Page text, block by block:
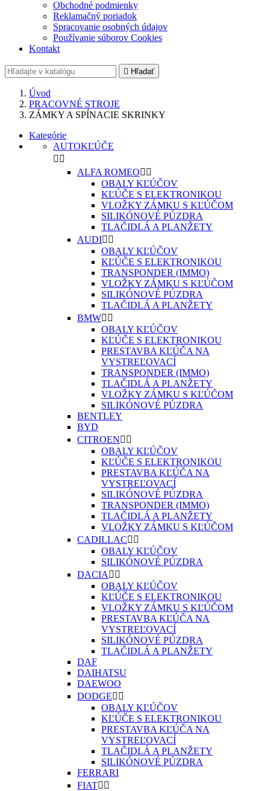
Obchodné podmienky
Reklamačný poriadok
Spracovanie osobných údajov
Používanie súborov Cookies
Kontakt
 Hľadať
Úvod
PRACOVNÉ STROJE
ZÁMKY A SPÍNACIE SKRINKY
Kategórie
AUTOKĽÚČE
 
ALFA ROMEO 
OBALY KĽÚČOV
KĽÚČE S ELEKTRONIKOU
VLOŽKY ZÁMKU S KĽÚČOM
SILIKÓNOVÉ PÚZDRA
TLAČIDLÁ A PLANŽETY
AUDI 
OBALY KĽÚČOV
KĽÚČE S ELEKTRONIKOU
TRANSPONDER (IMMO)
VLOŽKY ZÁMKU S KĽÚČOM
SILIKÓNOVÉ PÚZDRA
TLAČIDLÁ A PLANŽETY
BMW 
OBALY KĽÚČOV
KĽÚČE S ELEKTRONIKOU
PRESTAVBA KĽÚČA NA
VYSTREĽOVACÍ
TRANSPONDER (IMMO)
TLAČIDLÁ A PLANŽETY
VLOŽKY ZÁMKU S KĽÚČOM
SILIKÓNOVÉ PÚZDRA
BENTLEY
BYD
CITROEN 
OBALY KĽÚČOV
KĽÚČE S ELEKTRONIKOU
PRESTAVBA KĽÚČA NA
VYSTREĽOVACÍ
SILIKÓNOVÉ PÚZDRA
TRANSPONDER (IMMO)
TLAČIDLÁ A PLANŽETY
VLOŽKY ZÁMKU S KĽÚČOM
CADILLAC 
OBALY KĽÚČOV
SILIKÓNOVÉ PÚZDRA
DACIA  
OBALY KĽÚČOV
KĽÚČE S ELEKTRONIKOU
VLOŽKY ZÁMKU S KĽÚČOM
PRESTAVBA KĽÚČA NA
VYSTREĽOVACÍ
SILIKÓNOVÉ PÚZDRA
TLAČIDLÁ A PLANŽETY
DAF
DAIHATSU
DAEWOO
DODGE 
OBALY KĽÚČOV
KĽÚČE S ELEKTRONIKOU
PRESTAVBA KĽÚČA NA
VYSTREĽOVACÍ
TLAČIDLÁ A PLANŽETY
SILIKÓNOVÉ PÚZDRA
FERRARI
FIAT 